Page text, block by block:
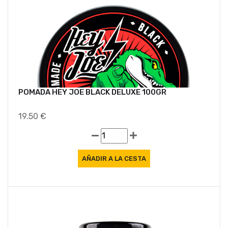
POMADA HEY JOE BLACK DELUXE 100GR
19.50 €